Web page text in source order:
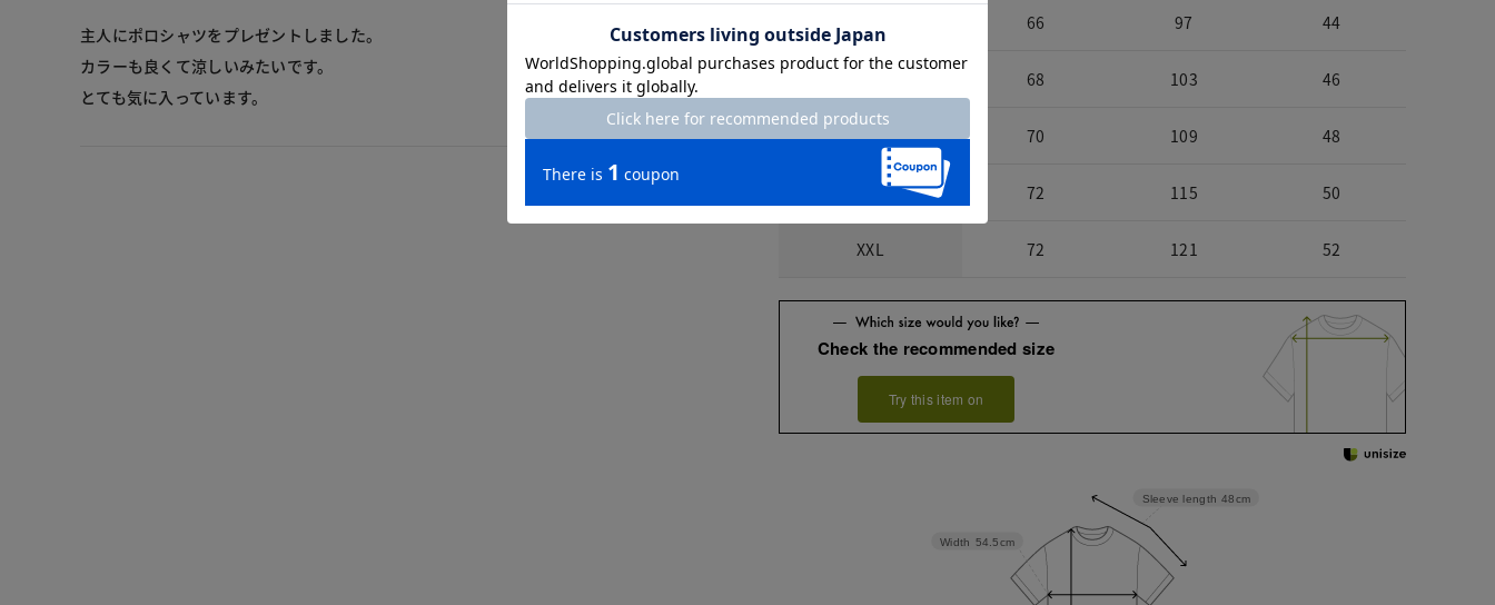
主人にポロシャツをプレゼントしました。
カラーも良くて涼しいみたいです。
とても気に入っています。
66 97 44
68 103 46
L 70 109 48
72 115 50
XXL 72 121 52
Check the recommended size
Try this item on
Sleeve length 48cm
Width 54.5cm